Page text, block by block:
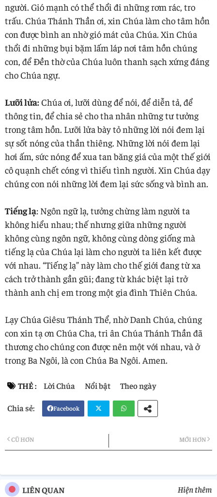
người. Gió mạnh có thể thổi đi những rơm rác, tro
trấu. Chúa Thánh Thần ơi, xin Chúa làm cho tâm hồn
con được bình an nhờ gió mát của Chúa. Xin Chúa
thổi đi những bụi bặm lấm láp nơi tâm hồn chúng
con, để Đền thờ của Chúa luôn thanh sạch xứng đáng
cho Chúa ngự.
Lưỡi lửa: Chúa ơi, lưỡi dùng để nói, để diễn tả, để
thông tin, để chia sẻ cho tha nhân những tư tưởng
trong tâm hồn. Lưỡi lửa bày tỏ những lời nói đem lại
sự sốt nóng của thần thiêng. Những lời nói đem lại
hơi ấm, sức nóng để xua tan băng giá của một thế giới
cô quạnh chết cóng vì thiếu tình người. Xin Chúa dạy
chúng con nói những lời đem lại sức sống và bình an.
Tiếng lạ: Ngôn ngữ lạ, tưởng chừng làm người ta
không hiểu nhau; thế nhưng giữa những người
không cùng ngôn ngữ, không cùng dòng giống mà
tiếng lạ của Chúa lại làm cho người ta liên kết được
với nhau. “Tiếng lạ” này làm cho thế giới đang từ xa
cách trở thành gần gũi; đang từ khác biệt lại trở
thành anh chị em trong một gia đình Thiên Chúa.
Lạy Chúa Giêsu Thánh Thể, nhờ Danh Chúa, chúng
con xin tạ ơn Chúa Cha, tri ân Chúa Thánh Thần đã
thương cho chúng con được nên một với nhau, và ở
trong Ba Ngôi, là con Chúa Ba Ngôi. Amen.
THẺ : Lời Chúa Nổi bật Theo ngày
Facebook
MỚI HƠN
CŨ HƠN
LIÊN QUAN Hiện thêm